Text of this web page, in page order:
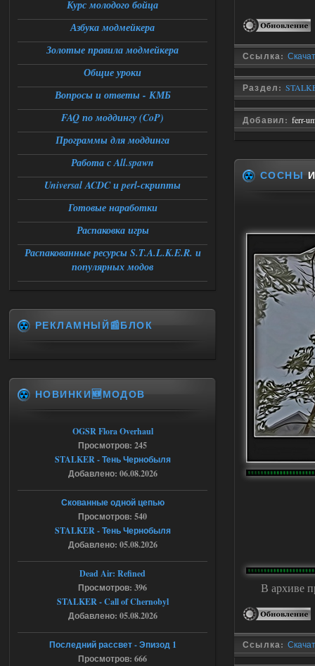
Ссылка:
Раздел:
Добавил: ferr-
СОСНЫ
В архиве
Ссылка:
Доступно только для пользователей
Ответить ➤
06.08.2026
Universal Teleport v2.0
Stalker-Mods-Clan-su
Доступно только для пользователей
Ответить ➤
06.08.2026
Universal Teleport v2.0
DEDULYA-1967
Поставил на чистый сталкер
10006, сразу
вылет [error]Arguments :
Спавнер + Правки + Античит - Dead
City Final
Доступно только для пользователей
Ответить ➤
Спавнер + Правки + Античит - Dead
City Final
Что то не работает спавнер,
все устанавливал по
мануалу......
Ответить ➤
06.08.2026
Игра для сталкера 21-очко
ruslanpyrusov
как изменить макс сумму
ставки в файлах чтобы
ставить больше 1 к
Курс молодого бойца
Азбука модмейкера
Золотые правила модмейкера
Общие уроки
Вопросы и ответы - КМБ
FAQ по моддингу (CoP)
Программы для моддинга
Работа с All.spawn
Universal ACDC и perl-скрипты
Готовые наработки
Распаковка игры
Распакованные ресурсы S.T.A.L.K.E.R. и
популярных модов
РЕКЛАМНЫЙ📰БЛОК
НОВИНКИ🆕МОДОВ
OGSR Flora Overhaul
Просмотров: 245
STALKER - Тень Чернобыля
Добавлено: 06.08.2026
Скованные одной цепью
Просмотров: 540
STALKER - Тень Чернобыля
Добавлено: 05.08.2026
Dead Air: Refined
Просмотров: 396
STALKER - Call of Chernobyl
Добавлено: 05.08.2026
Последний рассвет - Эпизод 1
Просмотров: 666